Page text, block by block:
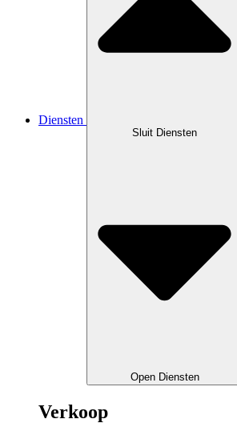
Diensten
Sluit Diensten
Open Diensten
Verkoop